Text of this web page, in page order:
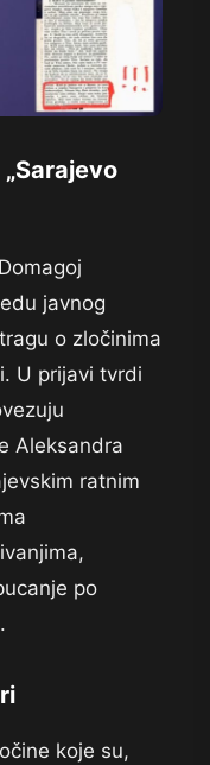
javnog
o zločinima
U prijavi tvrdi
Aleksandra
ratnim
po
koje su,